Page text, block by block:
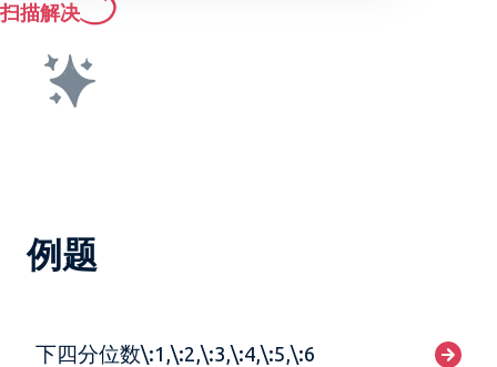
扫描解决
例题
下四分位数\:1,\:2,\:3,\:4,\:5,\:6